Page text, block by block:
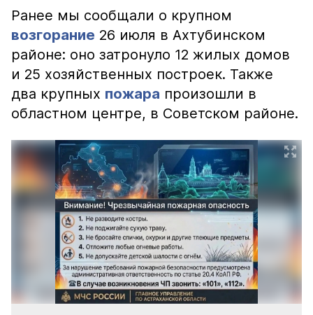
Ранее мы сообщали о крупном
возгорание 26 июля в Ахтубинском
районе: оно затронуло 12 жилых домов
и 25 хозяйственных построек. Также
два крупных пожара произошли в
областном центре, в Советском районе.